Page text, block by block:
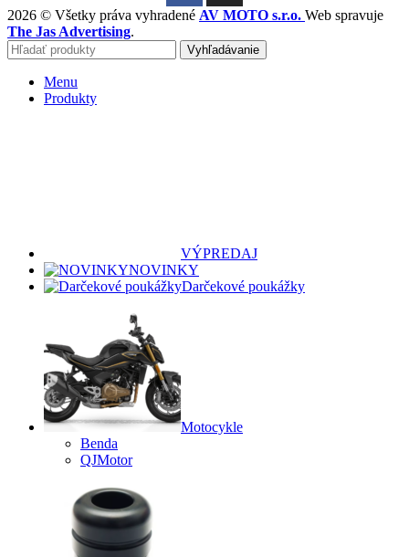
2026 © Všetky práva vyhradené AV MOTO s.r.o. Web spravuje
The Jas Advertising.
Vyhľadávanie
Menu
Produkty
VÝPREDAJ
NOVINKY
Darčekové poukážky
Motocykle
Benda
QJMotor